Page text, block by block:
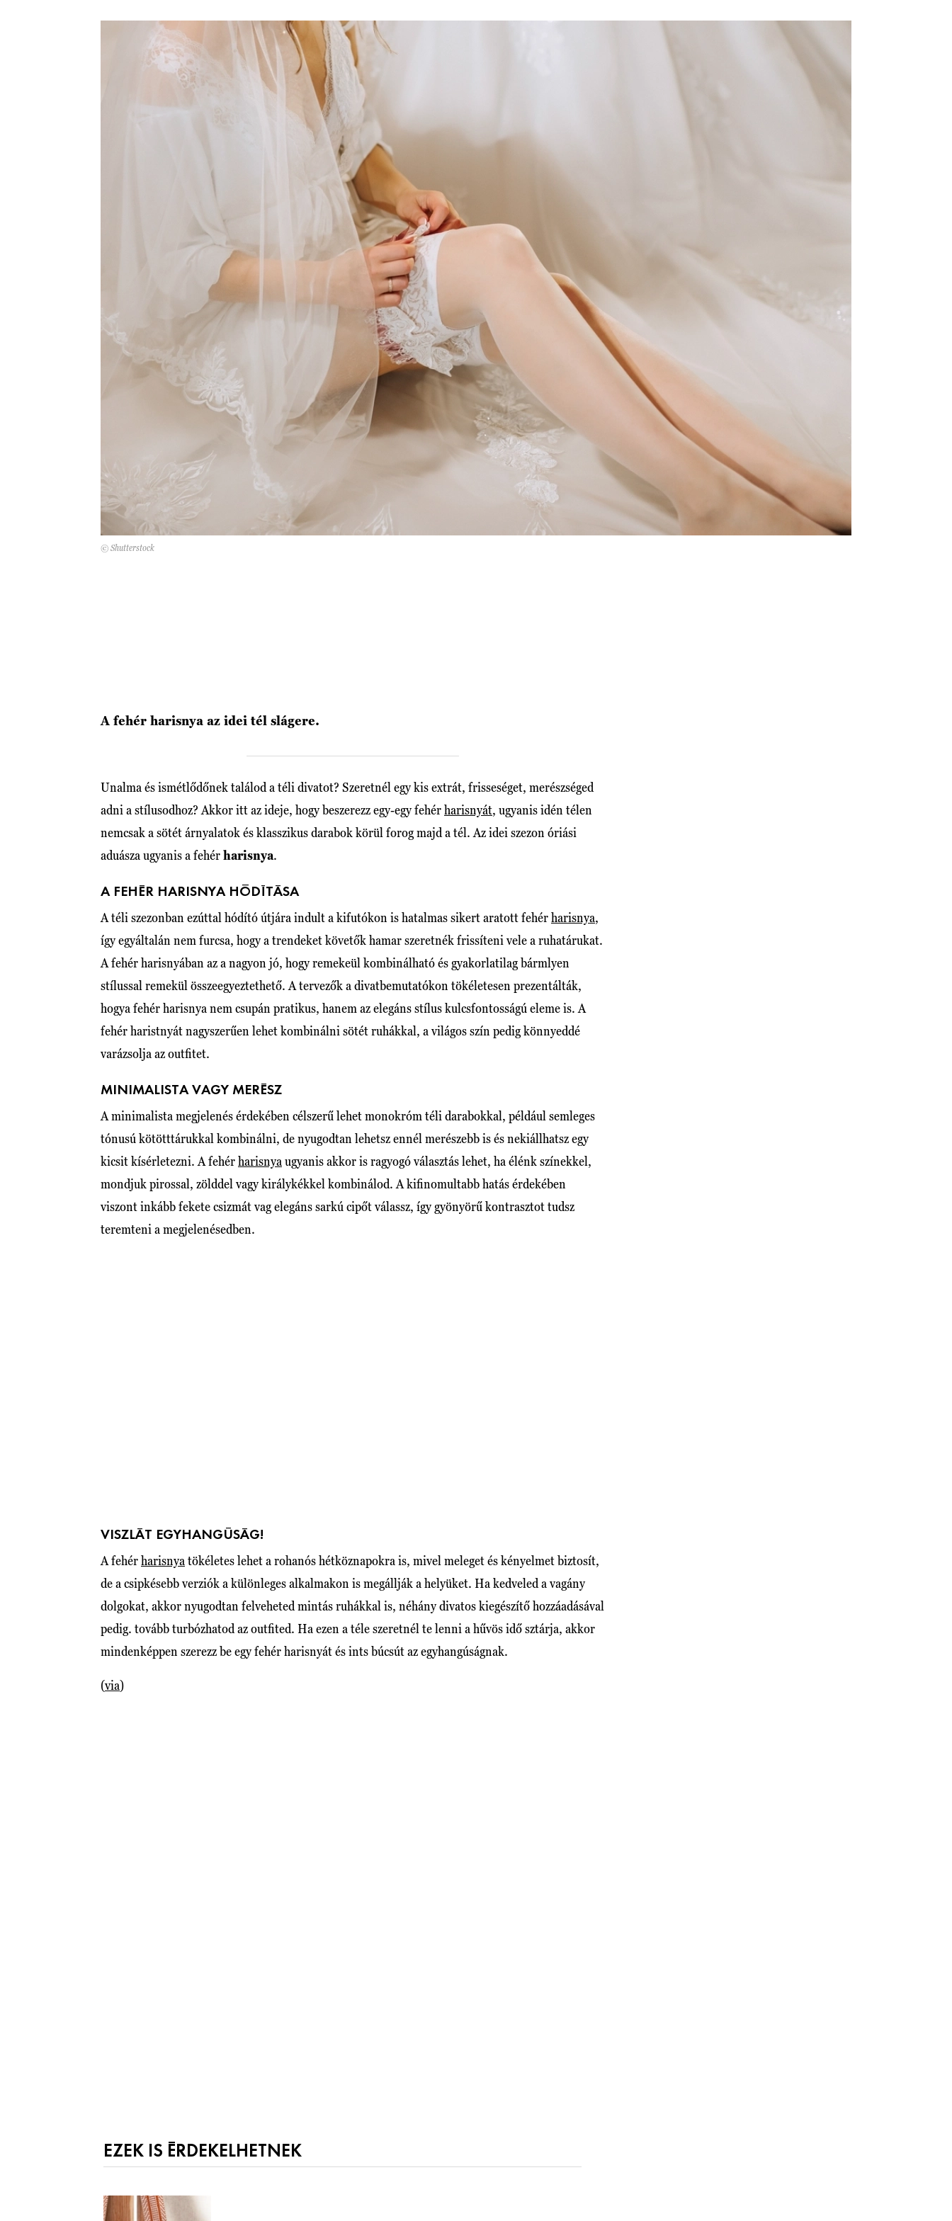
© Shutterstock
A fehér harisnya az idei tél slágere.
Unalma és ismétlődőnek találod a téli divatot? Szeretnél egy kis extrát, frisseséget, merészséged
adni a stílusodhoz? Akkor itt az ideje, hogy beszerezz egy-egy fehérharisnyát, ugyanis idén télen
nemcsak a sötét árnyalatok és klasszikus darabok körül forog majd a tél. Az idei szezon óriási
aduásza ugyanis a fehérharisnya.
A FEHÉR HARISNYA HÓDÍTÁSA
A téli szezonban ezúttal hódító útjára indult a kifutókon is hatalmas sikert aratott fehérharisnya,
így egyáltalán nem furcsa, hogy a trendeket követők hamar szeretnék frissíteni vele a ruhatárukat.
A fehér harisnyában az a nagyon jó, hogy remekeül kombinálható és gyakorlatilag bármlyen
stílussal remekül összeegyeztethető. A tervezők a divatbemutatókon tökéletesen prezentálták,
hogya fehér harisnya nem csupán pratikus, hanem az elegáns stílus kulcsfontosságú eleme is. A
fehér haristnyát nagyszerűen lehet kombinálni sötét ruhákkal, a világos szín pedig könnyeddé
varázsolja az outfitet.
MINIMALISTA VAGY MERÉSZ
A minimalista megjelenés érdekében célszerű lehet monokróm téli darabokkal, például semleges
tónusú kötötttárukkal kombinálni, de nyugodtan lehetsz ennél merészebb is és nekiállhatsz egy
kicsit kísérletezni. A fehérharisnya ugyanis akkor is ragyogó választás lehet, ha élénk színekkel,
mondjuk pirossal, zölddel vagy királykékkel kombinálod. A kifinomultabb hatás érdekében
viszont inkább fekete csizmát vag elegáns sarkú cipőt válassz, így gyönyörű kontrasztot tudsz
teremteni a megjelenésedben.
VISZLÁT EGYHANGÚSÁG!
A fehérharisnya tökéletes lehet a rohanós hétköznapokra is, mivel meleget és kényelmet biztosít,
de a csipkésebb verziók a különleges alkalmakon is megállják a helyüket. Ha kedveled a vagány
dolgokat, akkor nyugodtan felveheted mintás ruhákkal is, néhány divatos kiegészítő hozzáadásával
pedig. tovább turbózhatod az outfited. Ha ezen a téle szeretnél te lenni a hűvös idő sztárja, akkor
mindenképpen szerezz be egy fehér harisnyát és ints búcsút az egyhangúságnak.
(via)
EZEK IS ÉRDEKELHETNEK